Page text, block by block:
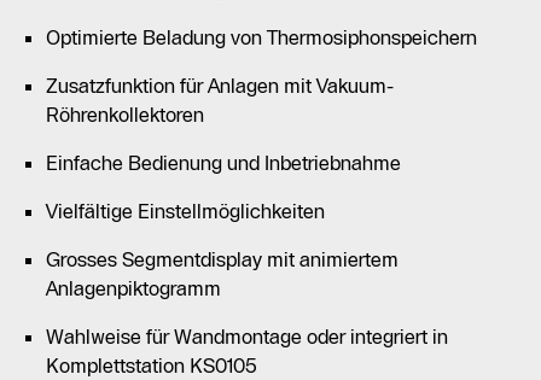
Optimierte Beladung von Thermosiphonspeichern
Zusatzfunktion für Anlagen mit Vakuum-
Röhrenkollektoren
Einfache Bedienung und Inbetriebnahme
Vielfältige Einstellmöglichkeiten
Grosses Segmentdisplay mit animiertem
Anlagenpiktogramm
Wahlweise für Wandmontage oder integriert in
Komplettstation KS0105